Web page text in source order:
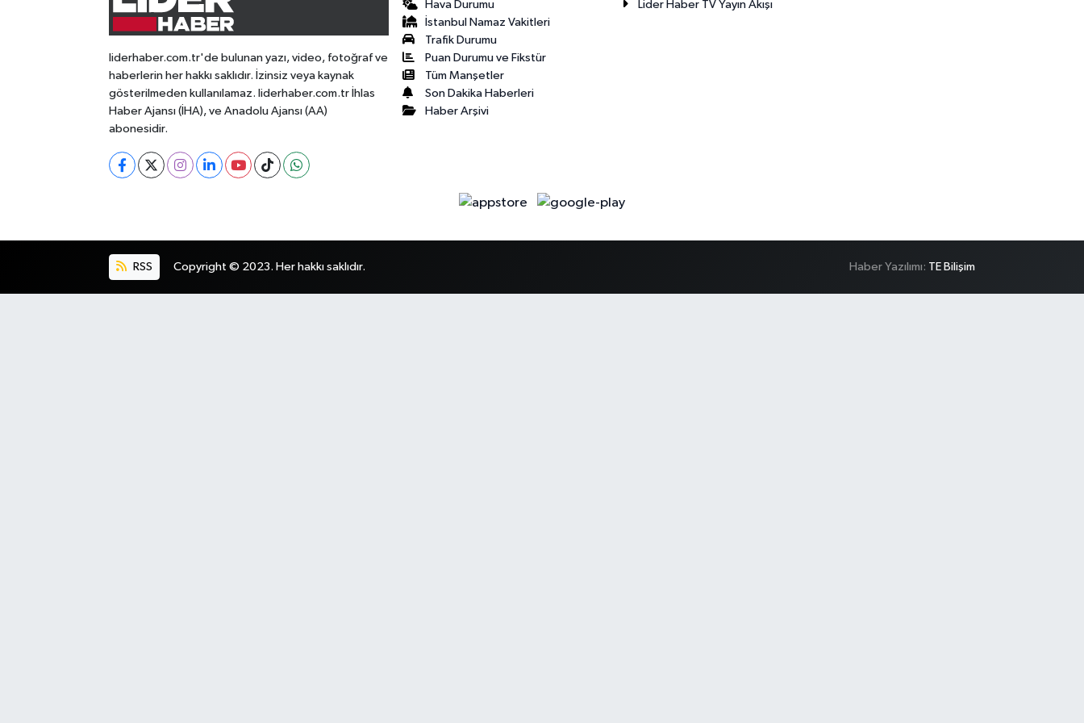
liderhaber.com.tr'de bulunan yazı, video, fotoğraf ve
haberlerin her hakkı saklıdır. İzinsiz veya kaynak
gösterilmeden kullanılamaz. liderhaber.com.tr İhlas
Haber Ajansı (İHA), ve Anadolu Ajansı (AA)
abonesidir.
Hava Durumu
İstanbul Namaz Vakitleri
Trafik Durumu
Puan Durumu ve Fikstür
Tüm Manşetler
Son Dakika Haberleri
Haber Arşivi
Lider Haber TV Yayın Akışı
RSS Copyright © 2023. Her hakkı saklıdır. Haber Yazılımı: TE Bilişim